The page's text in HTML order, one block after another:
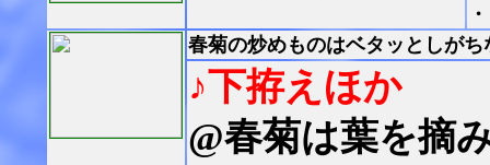
春菊の炒めものはベタッとしが
♪下拵えほか
@春菊は葉を摘